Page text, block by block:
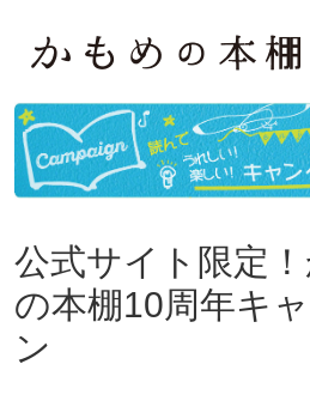
公式サイト限定
の本棚10周年キ
ン